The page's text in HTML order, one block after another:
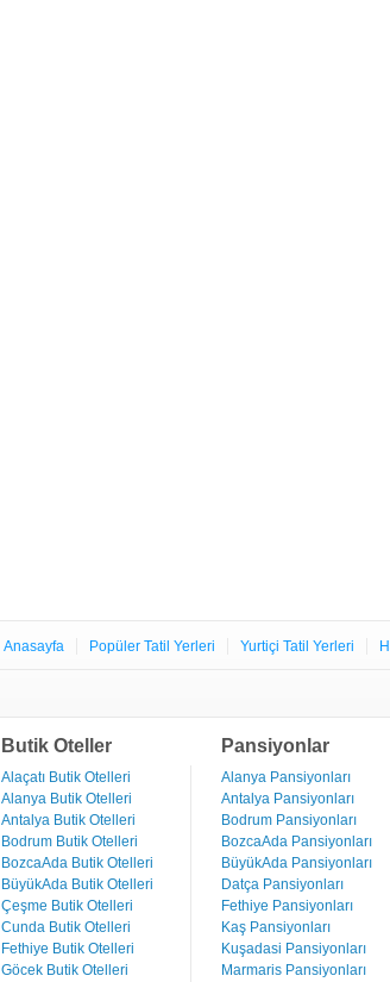
Anasayfa Popüler Tatil Yerleri Yurtiçi Tatil Yerleri
Butik Oteller
Alaçatı Butik Otelleri
Alanya Butik Otelleri
Antalya Butik Otelleri
Bodrum Butik Otelleri
BozcaAda Butik Otelleri
BüyükAda Butik Otelleri
Çeşme Butik Otelleri
Cunda Butik Otelleri
Fethiye Butik Otelleri
Göcek Butik Otelleri
Pansiyonlar
Alanya Pansiyonları
Antalya Pansiyonları
Bodrum Pansiyonları
BozcaAda Pansiyonları
BüyükAda Pansiyonları
Datça Pansiyonları
Fethiye Pansiyonları
Kaş Pansiyonları
Kuşadasi Pansiyonları
Marmaris Pansiyonları